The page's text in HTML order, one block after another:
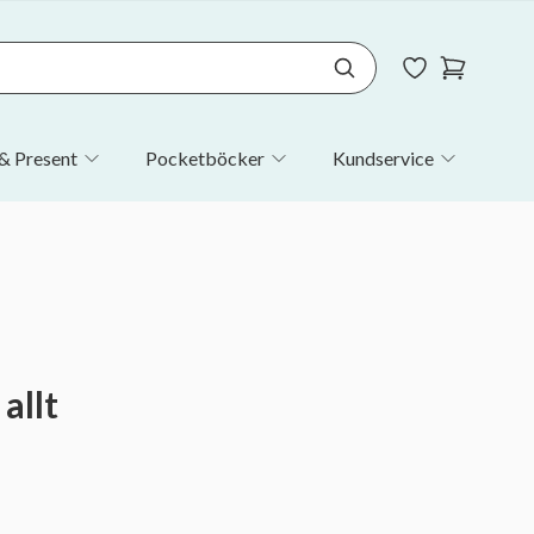
Present Pocketböcker Kundservice
allt